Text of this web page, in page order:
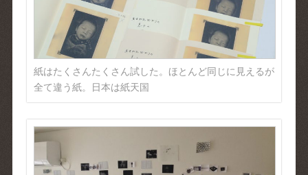
紙はたくさんたくさん試した。ほとんど同じに見えるが
全て違う紙。日本は紙天国